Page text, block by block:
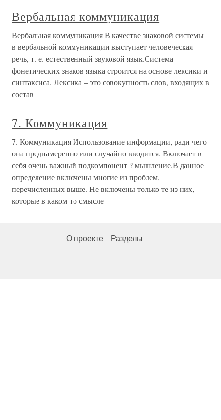
Вербальная коммуникация
Вербальная коммуникация В качестве знаковой системы
в вербальной коммуникации выступает человеческая
речь, т. е. естественный звуковой язык.Система
фонетических знаков языка строится на основе лексики и
синтаксиса. Лексика – это совокупность слов, входящих в
состав
7. Коммуникация
7. Коммуникация Использование информации, ради чего
она преднамеренно или случайно вводится. Включает в
себя очень важный подкомпонент ? мышление.В данное
определение включены многие из проблем,
перечисленных выше. Не включены только те из них,
которые в каком-то смысле
О проекте Разделы